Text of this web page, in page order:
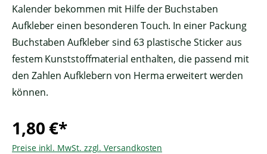
Kalender bekommen mit Hilfe der Buchstaben
Aufkleber einen besonderen Touch. In einer Packung
Buchstaben Aufkleber sind 63 plastische Sticker aus
festem Kunststoffmaterial enthalten, die passend mit
den Zahlen Aufklebern von Herma erweitert werden
können.
1,80 €*
Preise inkl. MwSt. zzgl. Versandkosten